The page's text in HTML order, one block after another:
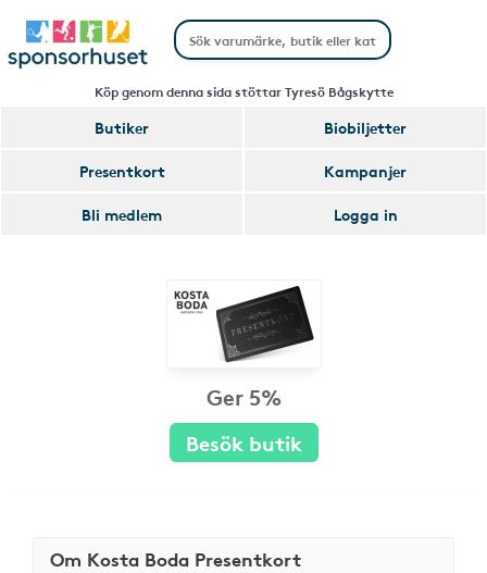
Köp genom denna sida stöttar Tyresö Bågskytte
Butiker
Biobiljetter
Presentkort
Kampanjer
Bli medlem
Logga in
Ger 5%
Besök butik
Om Kosta Boda Presentkort